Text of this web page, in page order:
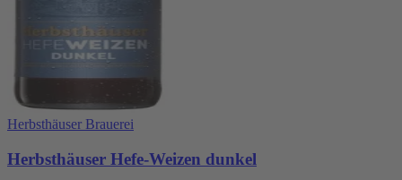
Herbsthäuser Brauerei
Herbsthäuser Hefe-Weizen dunkel